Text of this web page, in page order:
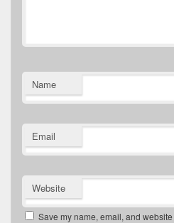
Name
Email
Website
Save my name, email, and